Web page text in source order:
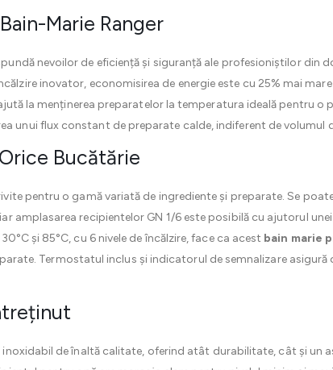
Marie Ranger
nevoilor de eficiență și siguranță ale profesioniștilor din
inovator, economisirea de energie este cu 25% mai
la menținerea preparatelor la temperatura ideală pentru o
unui flux constant de preparate calde, indiferent de volumul
Bucătărie
pentru o gamă variată de ingrediente și preparate. Se
amplasarea recipientelor GN 1/6 este posibilă cu ajutorul
și 85°C, cu 6 nivele de încălzire, face ca acest bain marie
Termostatul inclus și indicatorul de semnalizare asigură
inoxidabil de înaltă calitate, oferind atât durabilitate, cât și un